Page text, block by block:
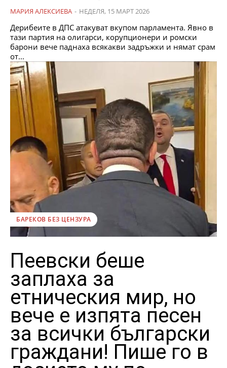
МАРИЯ АЛЕКСИЕВА - НЕДЕЛЯ, 15 МАРТ 2026
Дерибеите в ДПС атакуват вкупом парламента. Явно в
тази партия на олигарси, корупционери и ромски
барони вече паднаха всякакви задръжки и нямат срам
от...
БАРЕКОВ БЕЗ ЦЕНЗУРА
Пеевски беше
заплаха за
етническия мир, но
вече е изпята песен
за всички български
граждани! Пише го в